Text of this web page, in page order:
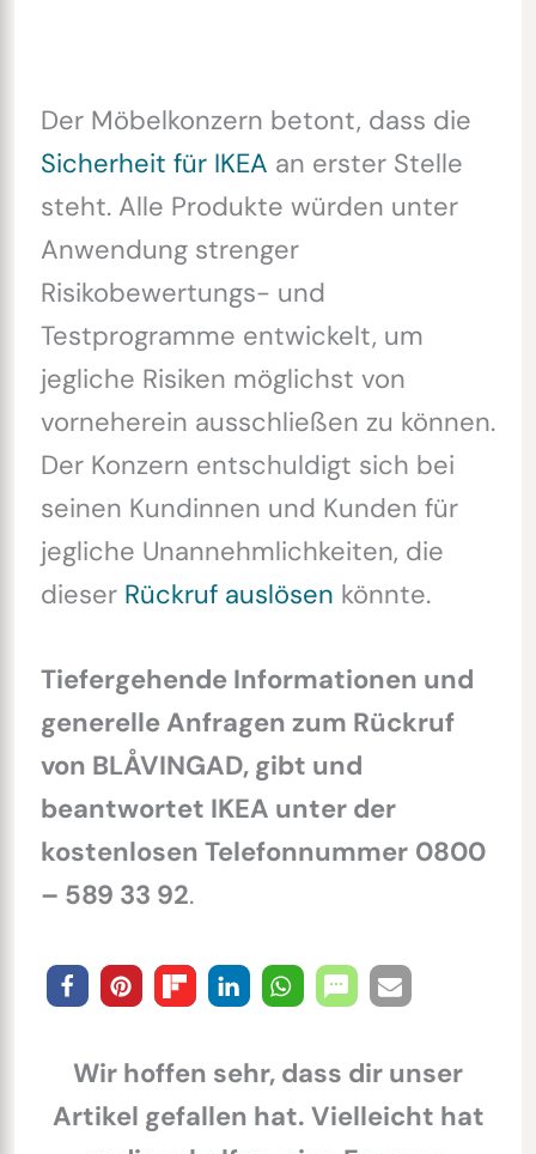
Der Möbelkonzern betont, dass die
Sicherheit für IKEA an erster Stelle
steht. Alle Produkte würden unter
Anwendung strenger
Risikobewertungs- und
Testprogramme entwickelt, um
jegliche Risiken möglichst von
vorneherein ausschließen zu können.
Der Konzern entschuldigt sich bei
seinen Kundinnen und Kunden für
jegliche Unannehmlichkeiten, die
dieser Rückruf auslösen könnte.
Tiefergehende Informationen und
generelle Anfragen zum Rückruf
von BLÅVINGAD, gibt und
beantwortet IKEA unter der
kostenlosen Telefonnummer 0800
– 589 33 92.
Wir hoffen sehr, dass dir unser
Artikel gefallen hat. Vielleicht hat